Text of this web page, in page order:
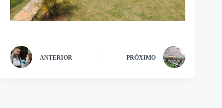
ANTERIOR PRÓXIMO